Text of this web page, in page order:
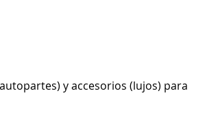
y accesorios (lujos) para